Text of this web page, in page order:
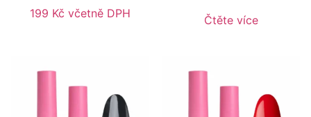
199 Kč včetně DPH Čtěte více